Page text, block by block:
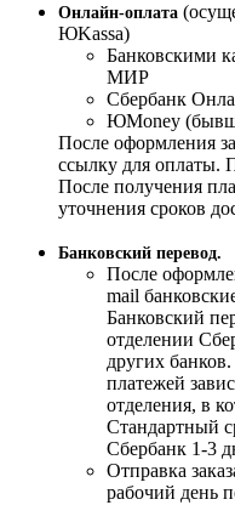
Онлайн-оплата
ЮKassa)
Банковскими
МИР
Сбербанк
ЮMoney
После оформления
ссылку для оплаты.
После получения
уточнения сроков
Банковский перевод.
После
mail
Банковский
отделении
других
платежей
отделения, в
Стандартный
Сбербанк 1-3
Отправка
рабочий день